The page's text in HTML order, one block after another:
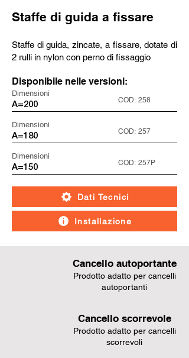
Staffe di guida a fissare
Staffe di guida, zincate, a fissare, dotate di
2 rulli in nylon con perno di fissaggio
Disponibile nelle versioni:
Dimensioni
A=200
COD: 258
Dimensioni
A=180
COD: 257
Dimensioni
A=150
COD: 257P
Dati Tecnici
Installazione
Cancello autoportante
Prodotto adatto per cancelli
autoportanti
Cancello scorrevole
Prodotto adatto per cancelli
scorrevoli